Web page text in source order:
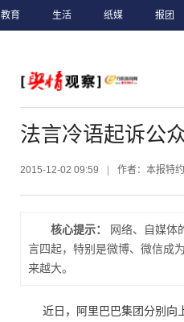
教育 生活 纸媒 报团
法言冷语起诉公
2015-12-02 09:59 作者：本报特
核心提示：
网络、自媒体
言四起，特别是微博、微信成
来越大。
近日，阿里巴巴集团分别向